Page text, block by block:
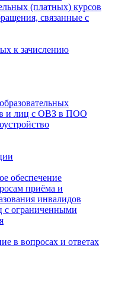
(платных) курсов
связанные с
к зачислению
и лиц с ОВЗ в ПОО
обеспечение
приёма и
инвалидов
с ограниченными
в вопросах и ответах